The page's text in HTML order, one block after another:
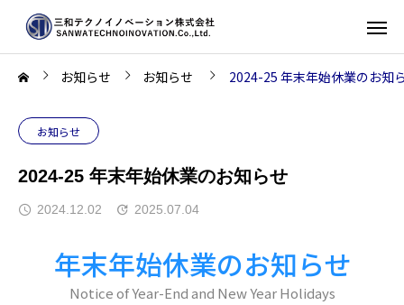
お知らせ お知らせ 2024-25 年末年始休業のお知
お知らせ
2024-25 年末年始休業のお知らせ
2024.12.02 2025.07.04
年末年始休業のお知らせ
Notice of Year-End and New Year Holidays